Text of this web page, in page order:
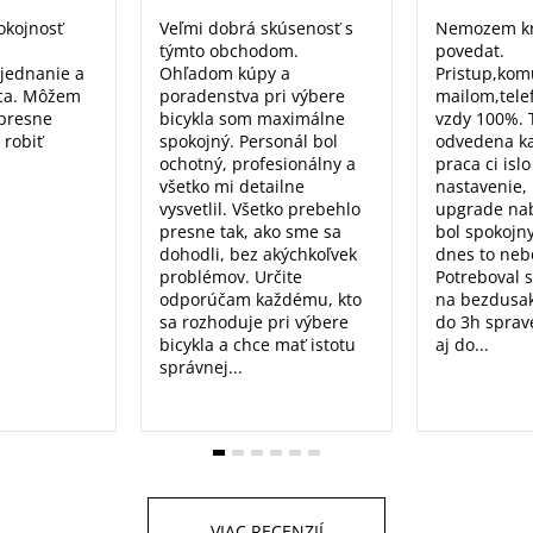
a
Môžem
robiť
Veľmi dobrá skúsenosť s
týmto obchodom.
Ohľadom kúpy a
poradenstva pri výbere
bicykla som maximálne
spokojný. Personál bol
ochotný, profesionálny a
všetko mi detailne
vysvetlil. Všetko prebehlo
presne tak, ako sme sa
dohodli, bez akýchkoľvek
problémov. Určite
odporúčam každému, kto
sa rozhoduje pri výbere
bicykla a chce mať istotu
správnej...
Nemozem
povedat.
vzdy 100%.
odvedena
praca ci
upgrade
bol
dnes to
Potreboval
na
do 3h
aj do...